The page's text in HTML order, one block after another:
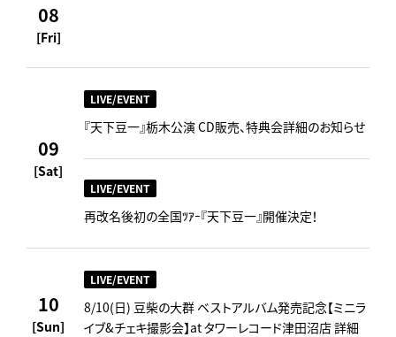
08
[Fri]
09
[Sat]
LIVE/EVENT
『天下豆一』栃木公演 CD販売、特典会詳細のお知らせ
LIVE/EVENT
再改名後初の全国ﾂｱｰ『天下豆一』開催決定！
10
[Sun]
LIVE/EVENT
8/10(日) 豆柴の大群 ベストアルバム発売記念【ミニラ
イブ&チェキ撮影会】at タワーレコード津田沼店 詳細